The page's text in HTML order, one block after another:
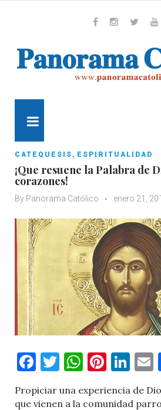
CATEQUESIS , ESPIRITUALIDAD
¡Que resuene la Palabra de
corazones!
By Panorama Católico enero 21,
Facebook
Twitter
Propiciar una experiencia de
que vienen a la comunidad